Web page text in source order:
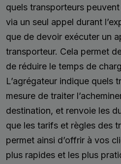
quels transporteurs
via un seul appel durant
que de devoir exécuter un
transporteur. Cela permet
de réduire le temps de
L’agrégateur indique quels
mesure de traiter
destination, et renvoie les
que les tarifs et règles des
permet ainsi d’offrir à vos
plus rapides et les plus